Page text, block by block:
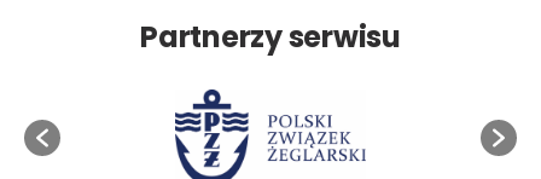
Partnerzy serwisu